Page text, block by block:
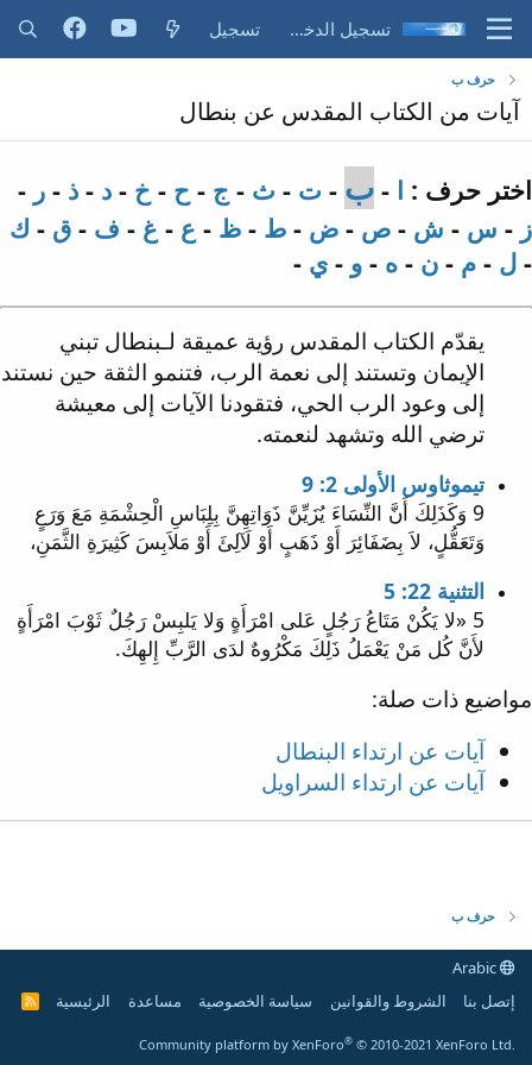
تسجيل الدخول تسجيل
حرف ب
آيات من الكتاب المقدس عن بنطال
اختر حرف : ا - ب - ت - ث - ج - ح - خ - د - ذ - ر -
ز - س - ش - ص - ض - ط - ظ - ع - غ - ف - ق - ك
- ل - م - ن - ه - و - ي -
يقدّم الكتاب المقدس رؤية عميقة لـبنطال تبني
الإيمان وتستند إلى نعمة الرب، فتنمو الثقة حين نستند
إلى وعود الرب الحي، فتقودنا الآيات إلى معيشة
ترضي الله وتشهد لنعمته.
تيموثاوس الأولى 2: 9
9 وَكَذَلِكَ أَنَّ النِّسَاءَ يُزَيِّنَّ ذَوَاتِهِنَّ بِلِبَاسِ الْحِشْمَةِ مَعَ وَرَعٍ
وَتَعَقُّلٍ، لاَ بِضَفَائِرَ أَوْ ذَهَبٍ أَوْ لَآلِئَ أَوْ مَلاَبِسَ كَثِيرَةِ الثَّمَنِ،
التثنية 22: 5
5 «لا يَكُنْ مَتَاعُ رَجُلٍ عَلى امْرَأَةٍ وَلا يَلبِسْ رَجُلٌ ثَوْبَ امْرَأَةٍ
لأَنَّ كُل مَنْ يَعْمَلُ ذَلِكَ مَكْرُوهٌ لدَى الرَّبِّ إِلهِكَ.
مواضيع ذات صلة:
آيات عن ارتداء البنطال
آيات عن ارتداء السراويل
حرف ب
إتصل بنا
الشروط والقوانين سياسة الخصوصية مساعدة الرئيسية
R
Community platform by XenForo® © 2010-2021 XenForo Ltd.